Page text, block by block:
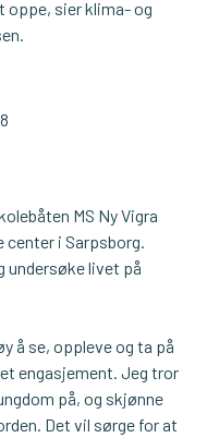
oppe, sier klima- og
MS Ny Vigra
i Sarpsborg.
undersøke livet på
å se, oppleve og ta på
engasjement. Jeg tror
på, og skjønne
Det vil sørge for at